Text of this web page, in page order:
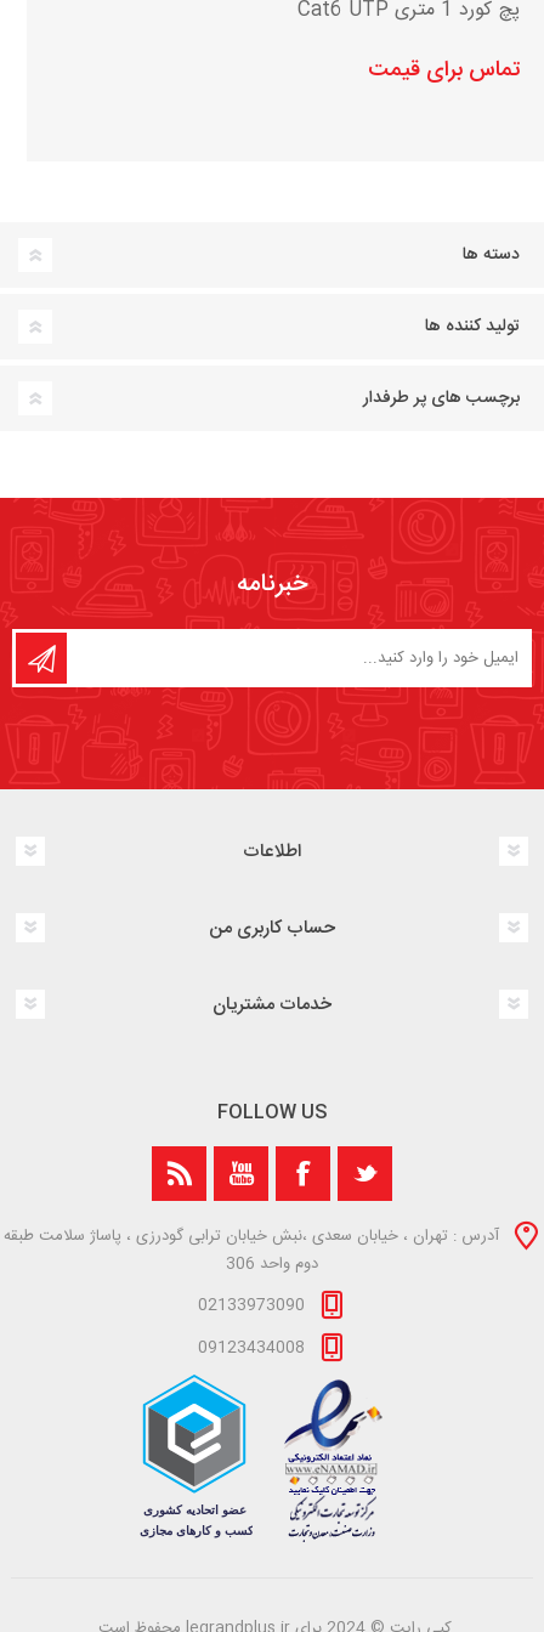
پچ کورد 1 متری Cat6 UTP
تماس برای قیمت
دسته ها
تولید کننده ها
برچسب های پر طرفدار
خبرنامه
اطلاعات
حساب کاربری من
خدمات مشتریان
FOLLOW US
آدرس : تهران ، خیابان سعدی ،نبش خیابان ترابی گودرزی ، پاساژ سلامت طبقه
دوم واحد 306
02133973090
09123434008